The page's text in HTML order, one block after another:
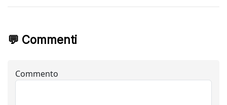
💬 Commenti